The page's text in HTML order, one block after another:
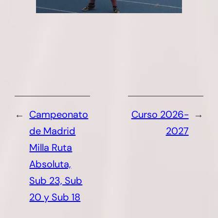
← Campeonato
de Madrid
Milla Ruta
Absoluta,
Sub 23, Sub
20 y Sub 18
→
Curso 2026-
2027